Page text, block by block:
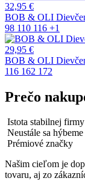
32,95 €
BOB & OLI
98 110 116 +1
29,95 €
BOB & OLI
116 162 172
Prečo
Istota stabilnej firmy
Neustále sa
Prémiové značky
Našim cieľom je
tovaru, aj zo